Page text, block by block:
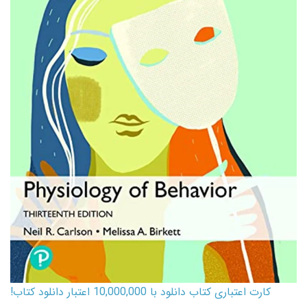
کارت اعتباری کتاب دانلود با 10,000,000 اعتبار دانلود کتاب!